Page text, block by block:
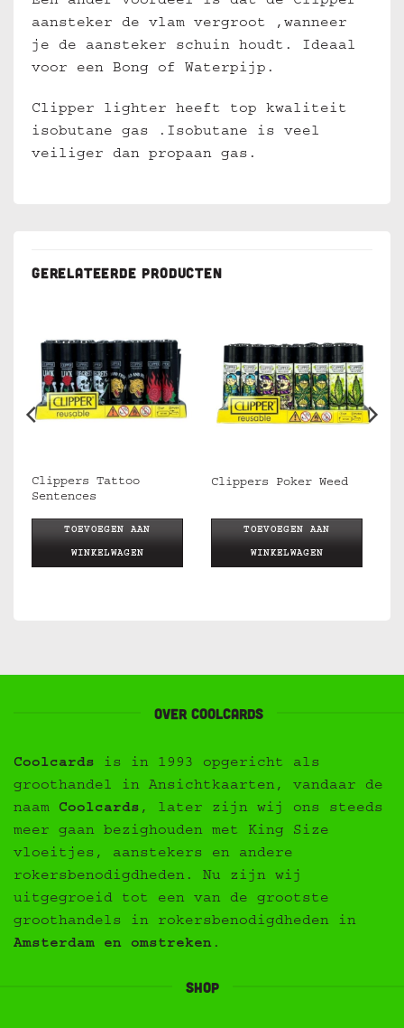
aansteker de vlam vergroot ,wanneer
je de aansteker schuin houdt. Ideaal
voor een Bong of Waterpijp.
Clipper lighter heeft top kwaliteit
isobutane gas .Isobutane is veel
veiliger dan propaan gas.
GERELATEERDE PRODUCTEN
Clippers Tattoo
Sentences
TOEVOEGEN AAN
WINKELWAGEN
Clippers Poker Weed
TOEVOEGEN AAN
WINKELWAGEN
Over Coolcards
Coolcards is in 1993 opgericht als
groothandel in Ansichtkaarten, vandaar de
naam Coolcards , later zijn wij ons steeds
meer gaan bezighouden met King Size
vloeitjes, aanstekers en andere
rokersbenodigdheden. Nu zijn wij
uitgegroeid tot een van de grootste
groothandels in rokersbenodigdheden in
Amsterdam en omstreken .
Shop